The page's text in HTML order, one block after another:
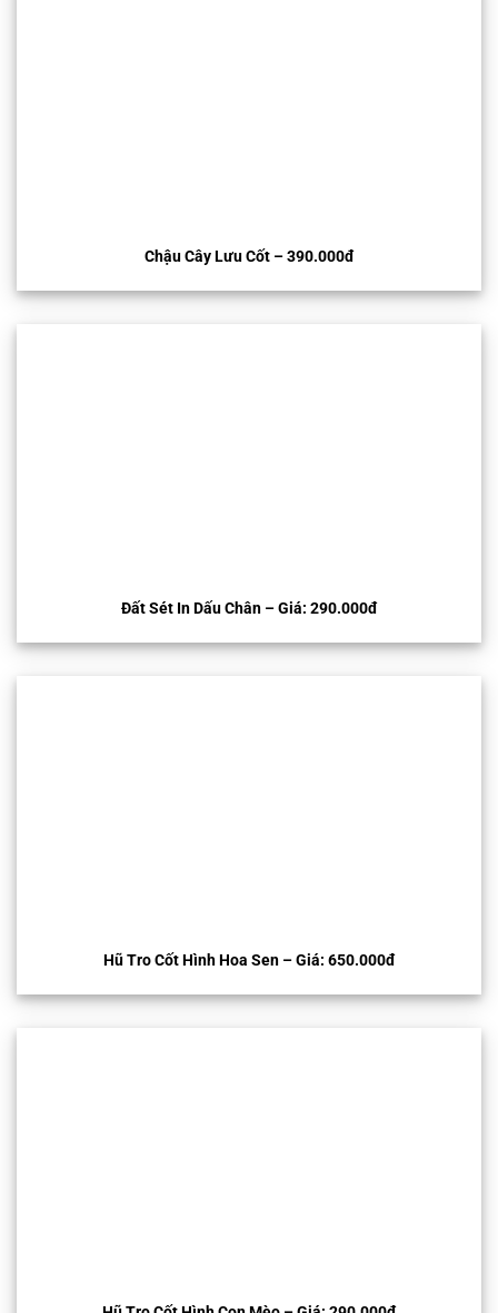
Chậu Cây Lưu Cốt – 390.000đ
Đất Sét In Dấu Chân – Giá: 290.000đ
Hũ Tro Cốt Hình Hoa Sen – Giá: 650.000đ